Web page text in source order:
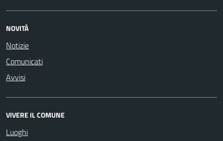
NOVITÀ
Notizie
Comunicati
Avvisi
VIVERE IL COMUNE
Luoghi